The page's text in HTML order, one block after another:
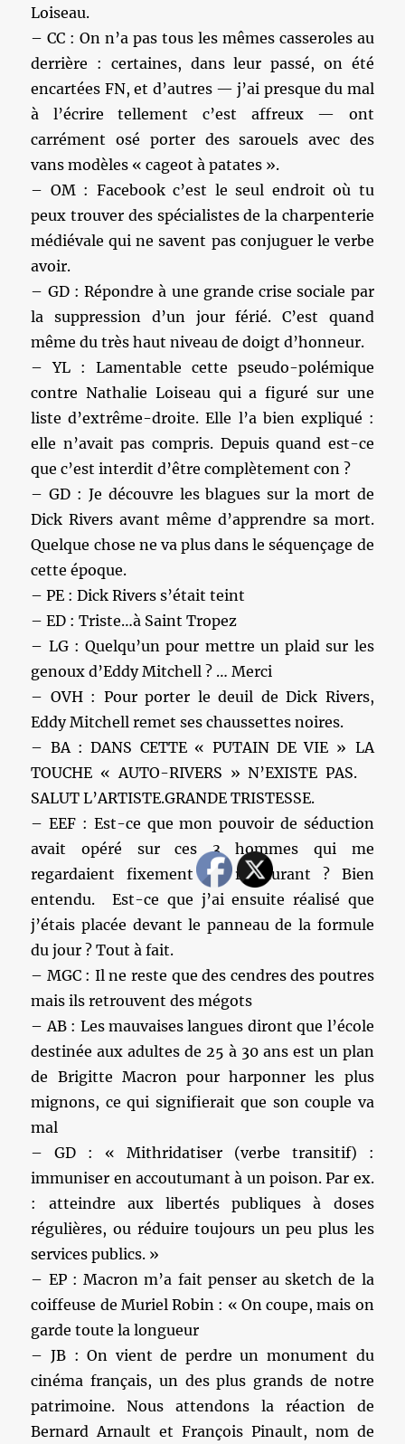
Loiseau.
– CC : On n’a pas tous les mêmes casseroles au
derrière : certaines, dans leur passé, on été
encartées FN, et d’autres — j’ai presque du mal
à l’écrire tellement c’est affreux — ont
carrément osé porter des sarouels avec des
vans modèles « cageot à patates ».
– OM : Facebook c’est le seul endroit où tu
peux trouver des spécialistes de la charpenterie
médiévale qui ne savent pas conjuguer le verbe
avoir.
– GD : Répondre à une grande crise sociale par
la suppression d’un jour férié. C’est quand
même du très haut niveau de doigt d’honneur.
– YL : Lamentable cette pseudo-polémique
contre Nathalie Loiseau qui a figuré sur une
liste d’extrême-droite. Elle l’a bien expliqué :
elle n’avait pas compris. Depuis quand est-ce
que c’est interdit d’être complètement con ?
– GD : Je découvre les blagues sur la mort de
Dick Rivers avant même d’apprendre sa mort.
Quelque chose ne va plus dans le séquençage de
cette époque.
– PE : Dick Rivers s’était teint
– ED : Triste…à Saint Tropez
– LG : Quelqu’un pour mettre un plaid sur les
genoux d’Eddy Mitchell ? … Merci
– OVH : Pour porter le deuil de Dick Rivers,
Eddy Mitchell remet ses chaussettes noires.
– BA : DANS CETTE « PUTAIN DE VIE » LA
TOUCHE « AUTO-RIVERS » N’EXISTE PAS.
SALUT L’ARTISTE.GRANDE TRISTESSE.
– EEF : Est-ce que mon pouvoir de séduction
avait opéré sur ces 3 hommes qui me
regardaient fixement au restaurant ? Bien
entendu. Est-ce que j’ai ensuite réalisé que
j’étais placée devant le panneau de la formule
du jour ? Tout à fait.
– MGC : Il ne reste que des cendres des poutres
mais ils retrouvent des mégots
– AB : Les mauvaises langues diront que l’école
destinée aux adultes de 25 à 30 ans est un plan
de Brigitte Macron pour harponner les plus
mignons, ce qui signifierait que son couple va
mal
– GD : « Mithridatiser (verbe transitif) :
immuniser en accoutumant à un poison. Par ex.
: atteindre aux libertés publiques à doses
régulières, ou réduire toujours un peu plus les
services publics. »
– EP : Macron m’a fait penser au sketch de la
coiffeuse de Muriel Robin : « On coupe, mais on
garde toute la longueur
– JB : On vient de perdre un monument du
cinéma français, un des plus grands de notre
patrimoine. Nous attendons la réaction de
Bernard Arnault et François Pinault, nom de